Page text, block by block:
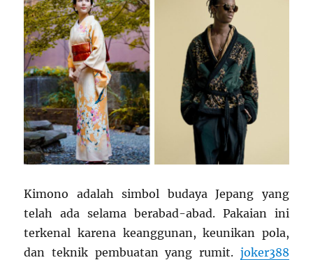
Kimono adalah simbol budaya Jepang yang
telah ada selama berabad-abad. Pakaian ini
terkenal karena keanggunan, keunikan pola,
dan teknik pembuatan yang rumit. joker388